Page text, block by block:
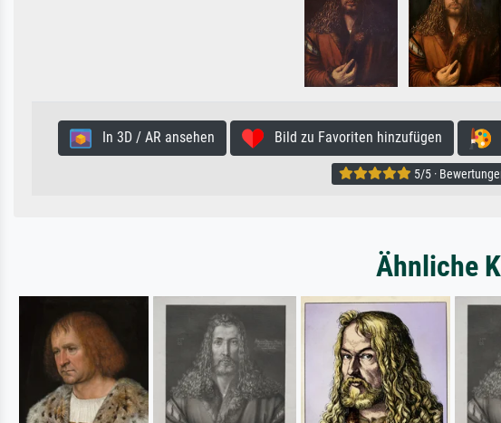
In 3D / AR ansehen Bild zu Favoriten hinzufügen
5/5 ·
Ähnliche